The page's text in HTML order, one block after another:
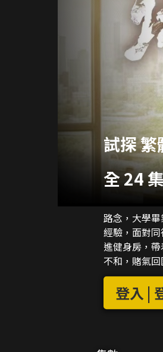
試探 繁
全 24
路念，大學
經驗，面對
進健身房，
不和，賭氣
登入 |